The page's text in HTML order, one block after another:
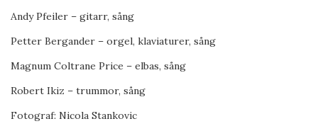
Andy Pfeiler – gitarr, sång
Petter Bergander – orgel, klaviaturer, sång
Magnum Coltrane Price – elbas, sång
Robert Ikiz – trummor, sång
Fotograf: Nicola Stankovic